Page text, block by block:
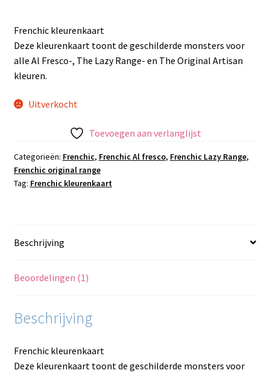
Frenchic kleurenkaart
Deze kleurenkaart toont de geschilderde monsters voor
alle Al Fresco-, The Lazy Range- en The Original Artisan
kleuren.
Uitverkocht
Toevoegen aan verlanglijst
Categorieën: Frenchic, Frenchic Al fresco, Frenchic Lazy Range,
Frenchic original range
Tag: Frenchic kleurenkaart
Beschrijving
Beoordelingen (1)
Beschrijving
Frenchic kleurenkaart
Deze kleurenkaart toont de geschilderde monsters voor